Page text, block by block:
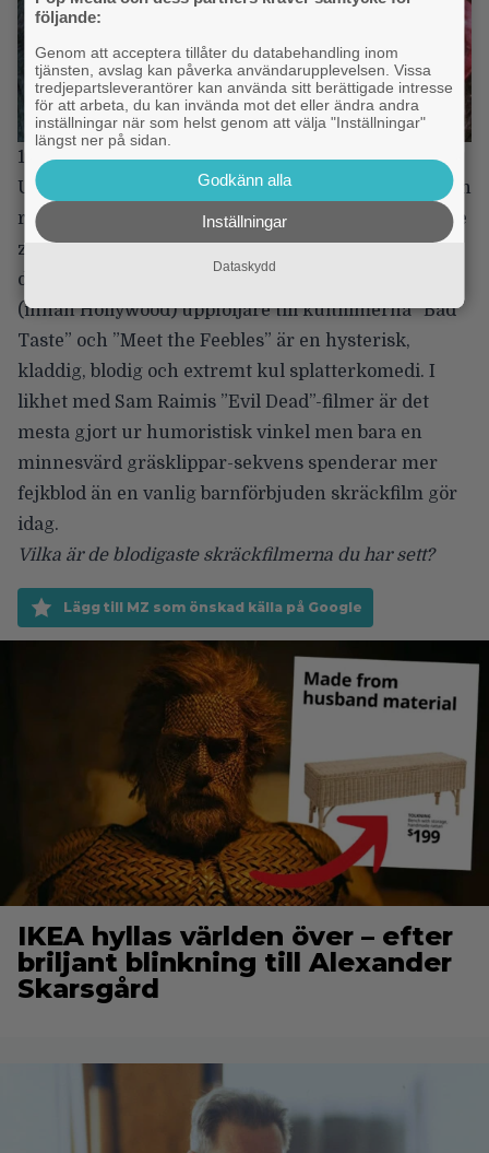
1. Braindead (1992)
Ung mans överbeskyddande mamma blir biten av en
råttapa på zoo och förvandlas snart till en dreglande
zombie. Sonen måste då ta hand om henne och alla
de andra zombies som ansluter sig. Peter Jacksons
(innan Hollywood) uppföljare till kultfilmerna ”Bad
Taste” och ”Meet the Feebles” är en hysterisk,
kladdig, blodig och extremt kul splatterkomedi. I
likhet med Sam Raimis ”Evil Dead”-filmer är det
mesta gjort ur humoristisk vinkel men bara en
minnesvärd gräsklippar-sekvens spenderar mer
fejkblod än en vanlig barnförbjuden skräckfilm gör
idag.
Vilka är de blodigaste skräckfilmerna du har sett?
Lägg till MZ som önskad källa på Google
IKEA hyllas världen över – efter
briljant blinkning till Alexander
Skarsgård
följande:
Genom att acceptera tillåter du databehandling inom
tjänsten, avslag kan påverka användarupplevelsen. Vissa
tredjepartsleverantörer kan använda sitt berättigade intresse
för att arbeta, du kan invända mot det eller ändra andra
inställningar när som helst genom att välja "Inställningar"
längst ner på sidan.
Godkänn alla
Inställningar
Dataskydd